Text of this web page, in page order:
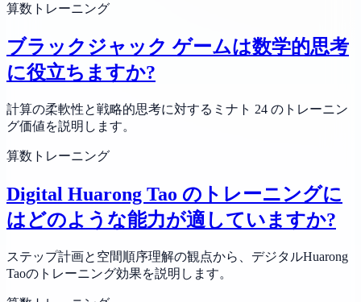
算数トレーニング
ブラックジャック ゲームは数学的思考
に役立ちますか?
計算の柔軟性と戦略的思考に対するミナト 24 のトレーニン
グ価値を説明します。
算数トレーニング
Digital Huarong Tao のトレーニングに
はどのような能力が適していますか?
ステップ計画と空間順序理解の観点から、デジタルHuarong
Taoのトレーニング効果を説明します。